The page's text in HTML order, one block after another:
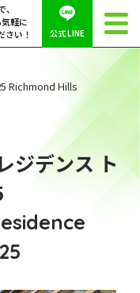
軽に
さい！
公式 LINE
Richmond Hills
ジデンス ト